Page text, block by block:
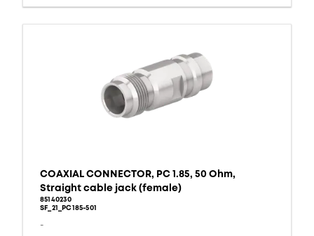
COAXIAL CONNECTOR, PC 1.85, 50 Ohm,
Straight cable jack (female)
85140230
SF_21_PC185-501
-